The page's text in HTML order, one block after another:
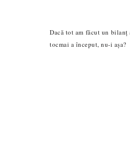
Dacă tot am făcut un
tocmai a început, nu-i așa?